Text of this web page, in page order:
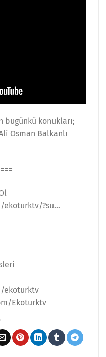
bugünkü konukları;
Osman Balkanlı
ekoturktv/?su​​​​…
ekoturktv​​​​
Ekoturktv​